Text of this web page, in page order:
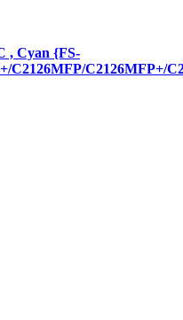
, Cyan {FS-
C2126MFP/C2126MFP+/